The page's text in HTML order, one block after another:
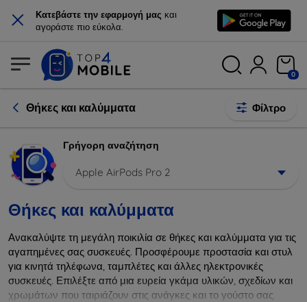
× Κατεβάστε την εφαρμογή μας και
αγοράστε πιο εύκολα.
0
Θήκες και καλύμματα Φίλτρο
Γρήγορη αναζήτηση
Apple AirPods Pro 2
Θήκες και καλύμματα
Ανακαλύψτε τη μεγάλη ποικιλία σε θήκες και καλύμματα για τις
αγαπημένες σας συσκευές. Προσφέρουμε προστασία και στυλ
για κινητά τηλέφωνα, ταμπλέτες και άλλες ηλεκτρονικές
συσκευές. Επιλέξτε από μια ευρεία γκάμα υλικών, σχεδίων και
χρωμάτων που ταιριάζουν στις ανάγκες και το γούστο σας.